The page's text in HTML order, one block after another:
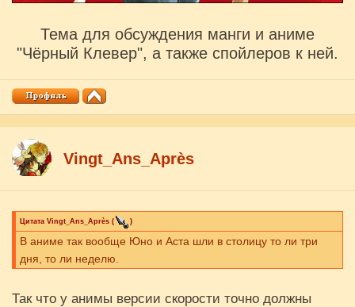
Тема для обсуждения манги и аниме
"Чёрный Клевер", а также спойлеров к ней.
Vingt_Ans_Après
Цитата Vingt_Ans_Après ( )
В аниме так вообще Юно и Аста шли в столицу то ли три
дня, то ли неделю.
Так что у анимы версии скорости точно должны